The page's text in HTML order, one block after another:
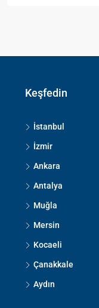
Keşfedin
İstanbul
İzmir
Ankara
Antalya
Muğla
Mersin
Kocaeli
Çanakkale
Aydın